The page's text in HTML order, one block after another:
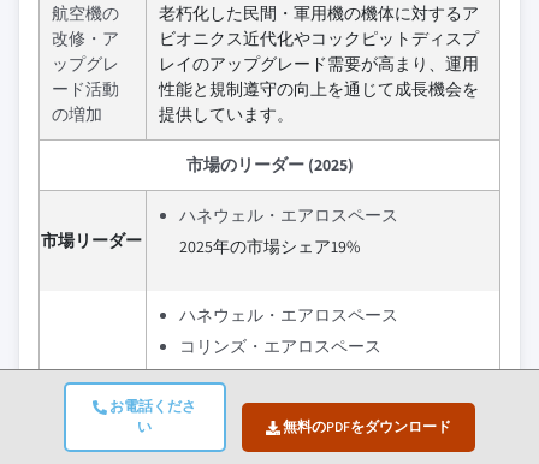
お電話くださ
い
無料のPDFをダウンロード
航空機の
改修・ア
ップグレ
ード活動
の増加
老朽化した民間・軍用機の機体に対するア
ビオニクス近代化やコックピットディスプ
レイのアップグレード需要が高まり、運用
性能と規制遵守の向上を通じて成長機会を
提供しています。
市場のリーダー (2025)
市場リーダー
ハネウェル・エアロスペース
2025年の市場シェア19%
主要プレイヤ
ハネウェル・エアロスペース
コリンズ・エアロスペース
タレス・グループ
ガーミン・アビエーション
L3ハリス・テクノロジーズ